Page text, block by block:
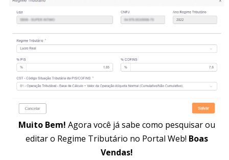
Muito Bem! Agora você já sabe como pesquisar ou
editar o Regime Tributário no Portal Web! Boas
Vendas!